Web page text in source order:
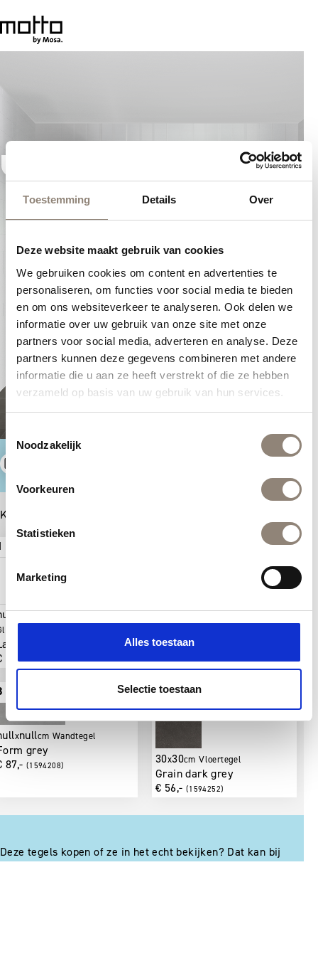
Toestemming Details Over
Deze website maakt gebruik van cookies
We gebruiken cookies om content en advertenties te
personaliseren, om functies voor social media te bieden
en om ons websiteverkeer te analyseren. Ook delen we
informatie over uw gebruik van onze site met onze
partners voor social media, adverteren en analyse. Deze
partners kunnen deze gegevens combineren met andere
informatie die u aan ze heeft verstrekt of die ze hebben
verzameld op basis van uw gebruik van hun services.
Noodzakelijk
Voorkeuren
Statistieken
Marketing
Alles toestaan
Selectie toestaan
Kies tegels voor jouw ideale badkamer
| Muur links
xnullcm Wandtegel
white
47,50(1594261)
Glanzend
€ 37,50(1594205)
| Muur rechts
xnullcm Wandtegel
grey
87,- (1594208)
4 | Vloer
30x30cm Vloertegel
Grain dark grey
€ 56,- (1594252)
Deze tegels kopen of ze in het echt bekijken? Dat kan bij